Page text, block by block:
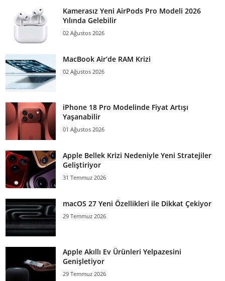
Kamerasız Yeni AirPods Pro Modeli 2026
Yılında Gelebilir
02 Ağustos 2026
MacBook Air’de RAM Krizi
02 Ağustos 2026
iPhone 18 Pro Modelinde Fiyat Artışı
Yaşanabilir
01 Ağustos 2026
Apple Bellek Krizi Nedeniyle Yeni Stratejiler
Geliştiriyor
31 Temmuz 2026
macOS 27 Yeni Özellikleri ile Dikkat Çekiyor
29 Temmuz 2026
Apple Akıllı Ev Ürünleri Yelpazesini
Genişletiyor
29 Temmuz 2026